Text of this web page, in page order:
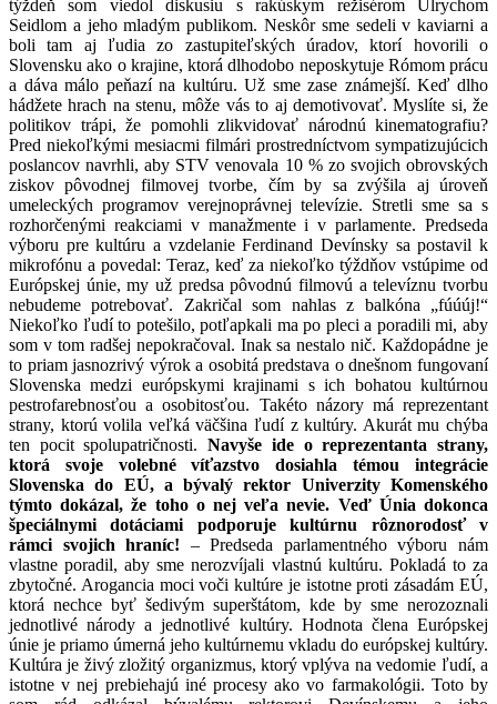
týždeň som viedol diskusiu s rakúskym režisérom Ulrychom
Seidlom a jeho mladým publikom. Neskôr sme sedeli v kaviarni a
boli tam aj ľudia zo zastupiteľských úradov, ktorí hovorili o
Slovensku ako o krajine, ktorá dlhodobo neposkytuje Rómom prácu
a dáva málo peňazí na kultúru. Už sme zase známejší. Keď dlho
hádžete hrach na stenu, môže vás to aj demotivovať. Myslíte si, že
politikov trápi, že pomohli zlikvidovať národnú kinematografiu?
Pred niekoľkými mesiacmi filmári prostredníctvom sympatizujúcich
poslancov navrhli, aby STV venovala 10 % zo svojich obrovských
ziskov pôvodnej filmovej tvorbe, čím by sa zvýšila aj úroveň
umeleckých programov verejnoprávnej televízie. Stretli sme sa s
rozhorčenými reakciami v manažmente i v parlamente. Predseda
výboru pre kultúru a vzdelanie Ferdinand Devínsky sa postavil k
mikrofónu a povedal: Teraz, keď za niekoľko týždňov vstúpime od
Európskej únie, my už predsa pôvodnú filmovú a televíznu tvorbu
nebudeme potrebovať. Zakričal som nahlas z balkóna „fúúúj!“
Niekoľko ľudí to potešilo, potľapkali ma po pleci a poradili mi, aby
som v tom radšej nepokračoval. Inak sa nestalo nič. Každopádne je
to priam jasnozrivý výrok a osobitá predstava o dnešnom fungovaní
Slovenska medzi európskymi krajinami s ich bohatou kultúrnou
pestrofarebnosťou a osobitosťou. Takéto názory má reprezentant
strany, ktorú volila veľká väčšina ľudí z kultúry. Akurát mu chýba
ten pocit spolupatričnosti.Navyše ide o reprezentanta strany,
ktorá svoje volebné víťazstvo dosiahla témou integrácie
Slovenska do EÚ, a bývalý rektor Univerzity Komenského
týmto dokázal, že toho o nej veľa nevie. Veď Únia dokonca
špeciálnymi dotáciami podporuje kultúrnu rôznorodosť v
rámci svojich hraníc! – Predseda parlamentného výboru nám
vlastne poradil, aby sme nerozvíjali vlastnú kultúru. Pokladá to za
zbytočné. Arogancia moci voči kultúre je istotne proti zásadám EÚ,
ktorá nechce byť šedivým superštátom, kde by sme nerozoznali
jednotlivé národy a jednotlivé kultúry. Hodnota člena Európskej
únie je priamo úmerná jeho kultúrnemu vkladu do európskej kultúry.
Kultúra je živý zložitý organizmus, ktorý vplýva na vedomie ľudí, a
istotne v nej prebiehajú iné procesy ako vo farmakológii. Toto by